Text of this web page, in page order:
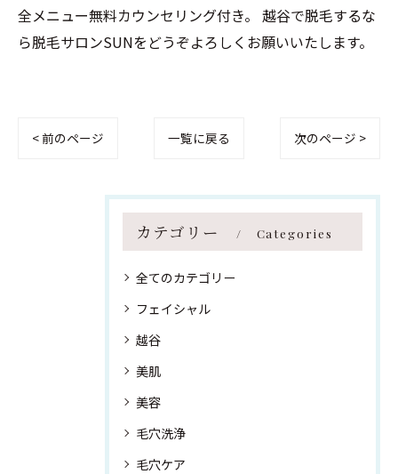
全メニュー無料カウンセリング付き。 越谷で脱毛するな
ら脱毛サロンSUNをどうぞよろしくお願いいたします。
< 前のページ 一覧に戻る 次のページ >
カテゴリー Categories
全てのカテゴリー
フェイシャル
越谷
美肌
美容
毛穴洗浄
毛穴ケア